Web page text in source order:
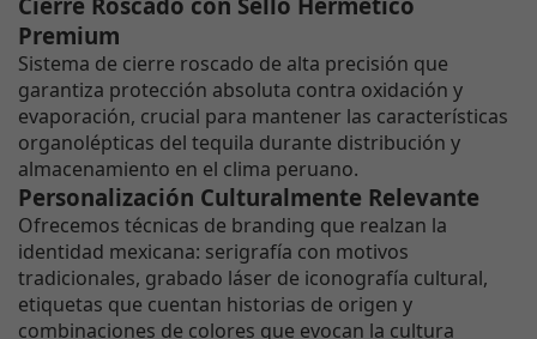
Premium
Sistema de cierre roscado de alta precisión que
garantiza protección absoluta contra oxidación y
evaporación, crucial para mantener las características
organolépticas del tequila durante distribución y
almacenamiento en el clima peruano.
Personalización Culturalmente Relevante
Ofrecemos técnicas de branding que realzan la
identidad mexicana: serigrafía con motivos
tradicionales, grabado láser de iconografía cultural,
etiquetas que cuentan historias de origen y
combinaciones de colores que evocan la cultura